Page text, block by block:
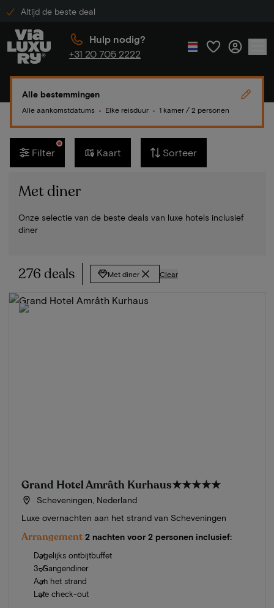
Altijd de beste deal
Hulp nodig?
+31 20 705 2222
Alle bestemmingen
Alle aankomstdatums ● Elke reisduur ● 1 kamer / 2 personen
Filter Kaart Sorteer
Met diner
Onze selectie van de beste deals van luxe hotels inclusief
diner
276 deals Met diner Clear
Grand Hotel Amrâth Kurhaus★★★★★
Scheveningen, Nederland
Luxe overnachten aan het strand van Scheveningen
Arrangement 2 nachten voor 2 personen inclusief:
Dagelijks ontbijtbuffet
3-Gangendiner
Aan het strand
Late check-out